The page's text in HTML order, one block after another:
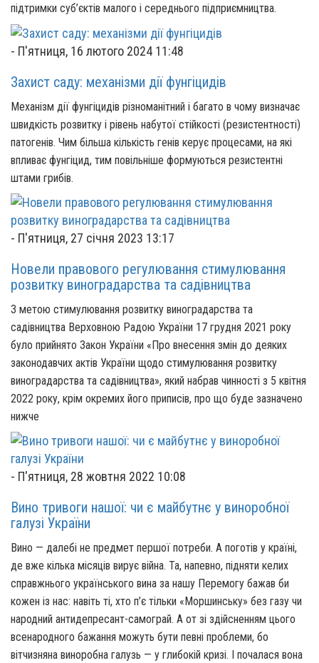
підтримки суб’єктів малого і середнього підприємництва.
- П'ятниця, 16 лютого 2024 11:48
Захист саду: механізми дії фунгіцидів
Механізм дії фунгіцидів різноманітний і багато в чому визначає
швидкість розвитку і рівень набутої стійкості (резистентності)
патогенів. Чим більша кількість генів керує процесами, на які
впливає фунгіцид, тим повільніше формуються резистентні
штами грибів.
- П'ятниця, 27 січня 2023 13:17
Новели правового регулювання стимулювання
розвитку виноградарства та садівництва
З метою стимулювання розвитку виноградарства та
садівництва Верховною Радою України 17 грудня 2021 року
було прийнято Закон України «Про внесення змін до деяких
законодавчих актів України щодо стимулювання розвитку
виноградарства та садівництва», який набрав чинності з 5 квітня
2022 року, крім окремих його приписів, про що буде зазначено
нижче
- П'ятниця, 28 жовтня 2022 10:08
Вино тривоги нашої: чи є майбутнє у виноробної
галузі України
Вино — далебі не предмет першої потреби. А поготів у країні,
де вже кілька місяців вирує війна. Та, напевно, підняти келих
справжнього українського вина за нашу Перемогу бажав би
кожен із нас: навіть ті, хто п’є тільки «Моршинську» без газу чи
народний антидепресант-самограй. А от зі здійсненням цього
всенародного бажання можуть бути певні проблеми, бо
вітчизняна виноробна галузь — у глибокій кризі. І почалася вона